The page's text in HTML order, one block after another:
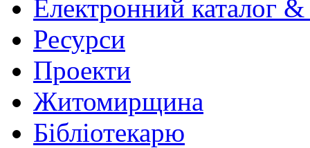
Електронний каталог
Ресурси
Проекти
Житомирщина
Бібліотекарю